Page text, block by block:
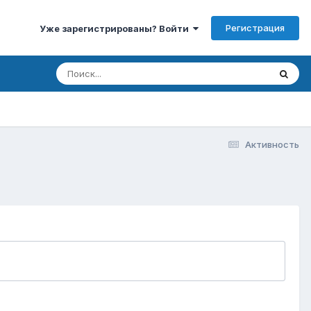
Уже зарегистрированы? Войти Регистрация
Активность